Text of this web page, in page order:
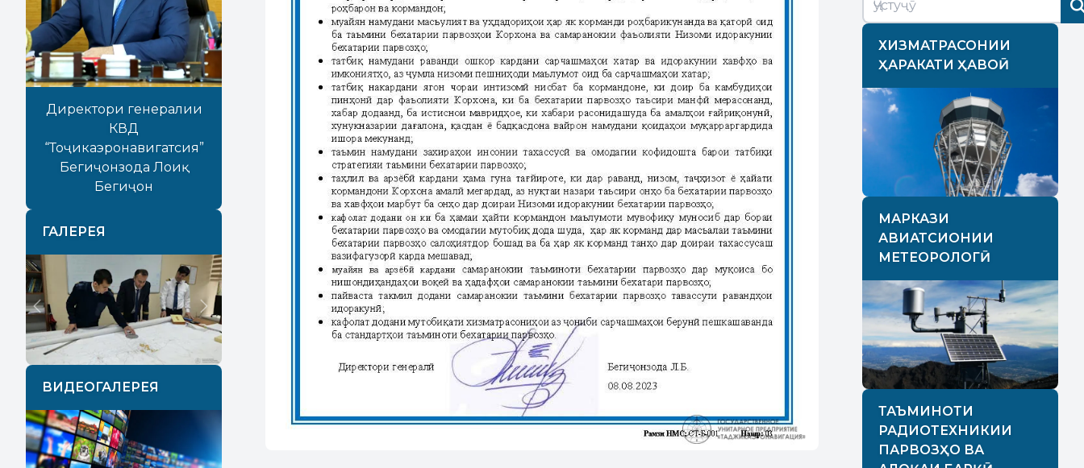
Директори генералии
КВД
“Тоҷикаэронавигатсия”
Бегиҷонзода Лоиқ
Бегиҷон
ГАЛЕРЕЯ
Previous Next
ВИДЕОГАЛЕРЕЯ
ХИЗМАТРАСОНИИ
ҲАРАКАТИ ҲАВОӢ
МАРКАЗИ
АВИАТСИОНИИ
МЕТЕОРОЛОГӢ
ТАЪМИНОТИ
РАДИОТЕХНИКИИ
ПАРВОЗҲО ВА